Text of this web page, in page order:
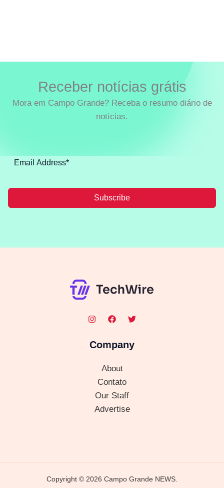
Receber notícias grátis
Mora em Campo Grande? Receba o resumo diário de
notícias.
Subscribe
Company
About
Contato
Our Staff
Advertise
Copyright © 2026 Campo Grande NEWS.